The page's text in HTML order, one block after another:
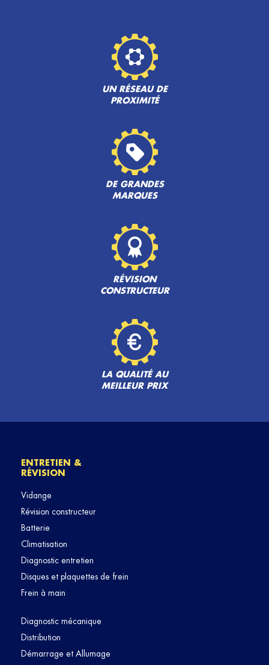
UN RÉSEAU DE
PROXIMITÉ
DE GRANDES
MARQUES
RÉVISION
CONSTRUCTEUR
LA QUALITÉ AU
MEILLEUR PRIX
ENTRETIEN &
RÉVISION
Vidange
Révision constructeur
Batterie
Climatisation
Diagnostic entretien
Disques et plaquettes de frein
Frein à main
Diagnostic mécanique
Distribution
Démarrage et Allumage